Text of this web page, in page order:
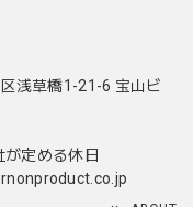
浅草橋1-21-6 宝山ビ
定める休日